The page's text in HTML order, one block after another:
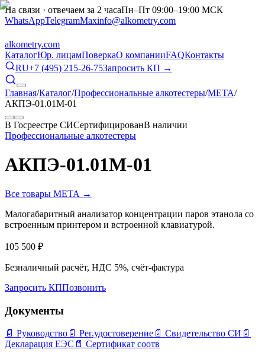
На связи · отвечаем за 2 часаПн–Пт 09:00–19:00 МСК
WhatsAppTelegramMaxinfo@alkometry.com
alkometry.com
КаталогЮр. лицамПоверкаО компанииFAQКонтакты
RU+7 (495) 215-26-75Запросить КП →
Главная/Каталог/Профессиональные алкотестеры/МЕТА/
АКПЭ-01.01М-01
В Госреестре СИСертифицированВ наличии
Профессиональные алкотестеры
АКПЭ-01.01М-01
Все товары МЕТА →
Малогабаритный анализатор концентрации паров этанола со
встроенным принтером и встроенной клавиатурой.
105 500 ₽
Безналичный расчёт, НДС 5%, счёт-фактура
Запросить КППозвонить
Документы
📄 Руководство 📄 Рег.удостоверение 📄 Свидетельство СИ 📄
Декларация ЕЭС 📄 Сертификат соотв